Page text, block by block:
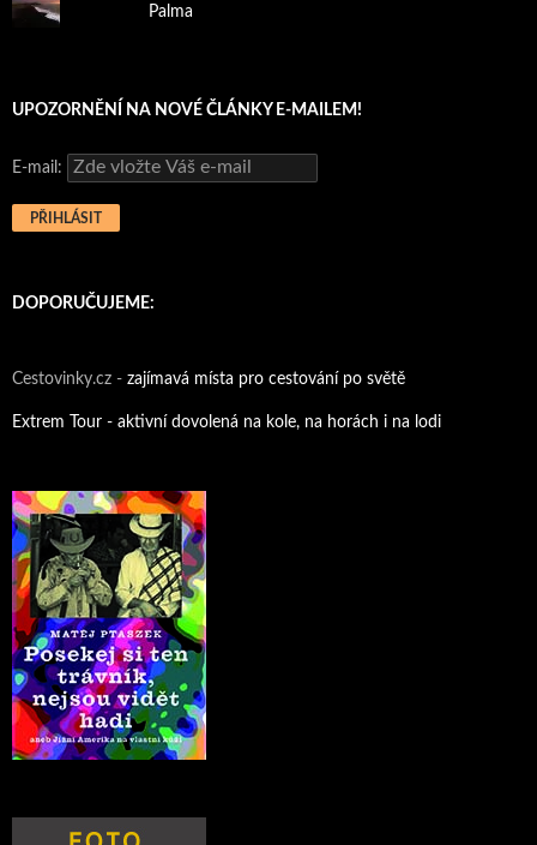
Palma
UPOZORNĚNÍ NA NOVÉ ČLÁNKY E-MAILEM!
E-mail:
DOPORUČUJEME:
Cestovinky.cz - zajímavá místa pro cestování po světě
Extrem Tour - aktivní dovolená na kole, na horách i na lodi